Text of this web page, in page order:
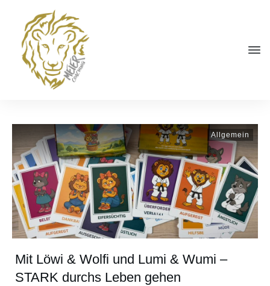
Allgemein
Mit Löwi & Wolfi und Lumi & Wumi –
STARK durchs Leben gehen